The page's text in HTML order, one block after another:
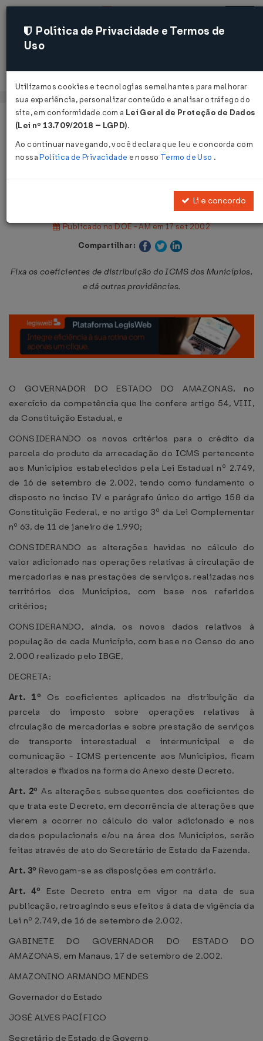
Acessar
Página Inicial
Legislações
Decreto nº 22.939 de 17/09/2002
Publicado no DOE - AM em 17 set 2002
Compartilhar:
Fixa os coeficientes de distribuição do ICMS dos Municípios,
e dá outras providências.
O GOVERNADOR DO ESTADO DO AMAZONAS, no
exercício da competência que lhe confere artigo 54, VIII,
da Constituição Estadual, e
CONSIDERANDO os novos critérios para o crédito da
parcela do produto da arrecadação do ICMS pertencente
aos Municípios estabelecidos pela Lei Estadual nº 2.749,
de 16 de setembro de 2.002, tendo como fundamento o
disposto no inciso IV e parágrafo único do artigo 158 da
Constituição Federal, e no artigo 3º da Lei Complementar
nº 63, de 11 de janeiro de 1.990;
CONSIDERANDO as alterações havidas no cálculo do
valor adicionado nas operações relativas à circulação de
mercadorias e nas prestações de serviços, realizadas nos
territórios dos Municípios, com base nos referidos
critérios;
CONSIDERANDO, ainda, os novos dados relativos à
população de cada Município, com base no Censo do ano
2.000 realizado pelo IBGE,
DECRETA:
Art. 1º Os coeficientes aplicados na distribuição da
parcela do imposto sobre operações relativas à
circulação de mercadorias e sobre prestação de serviços
de transporte interestadual e intermunicipal e de
comunicação - ICMS pertencente aos Municípios, ficam
alterados e fixados na forma do Anexo deste Decreto.
Art. 2º As alterações subsequentes dos coeficientes de
que trata este Decreto, em decorrência de alterações que
vierem a ocorrer no cálculo do valor adicionado e nos
dados populacionais e/ou na área dos Municípios, serão
feitas através de ato do Secretário de Estado da Fazenda.
Art. 3º Revogam-se as disposições em contrário.
Art. 4º Este Decreto entra em vigor na data de sua
publicação, retroagindo seus efeitos à data de vigência da
Lei nº 2.749, de 16 de setembro de 2.002.
GABINETE DO GOVERNADOR DO ESTADO DO
AMAZONAS, em Manaus, 17 de setembro de 2.002.
AMAZONINO ARMANDO MENDES
Governador do Estado
JOSÉ ALVES PACÍFICO
Secretário de Estado de Governo
Política de Privacidade e Termos de
Uso
Utilizamos cookies e tecnologias semelhantes para melhorar
sua experiência, personalizar conteúdo e analisar o tráfego do
site, em conformidade com a Lei Geral de Proteção de Dados
(Lei nº 13.709/2018 – LGPD).
Ao continuar navegando, você declara que leu e concorda com
nossaPolítica de Privacidade e nosso Termo de Uso .
Li e concordo